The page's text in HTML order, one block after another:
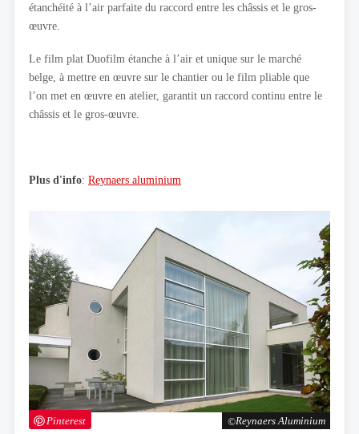
Reynaers Aluminium
Pinterest
étanchéité à l’air parfaite du raccord entre les châssis et le gros-
œuvre.
Le film plat Duofilm étanche à l’air et unique sur le marché
belge, à mettre en œuvre sur le chantier ou le film pliable que
l’on met en œuvre en atelier, garantit un raccord continu entre le
châssis et le gros-œuvre.
Plus d'info: Reynaers aluminium